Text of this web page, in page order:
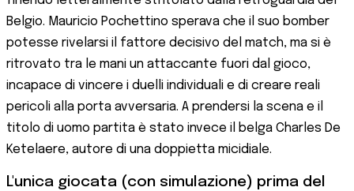
Belgio. Mauricio Pochettino sperava che il suo bomber
potesse rivelarsi il fattore decisivo del match, ma si è
ritrovato tra le mani un attaccante fuori dal gioco,
incapace di vincere i duelli individuali e di creare reali
pericoli alla porta avversaria. A prendersi la scena e il
titolo di uomo partita è stato invece il belga Charles De
Ketelaere, autore di una doppietta micidiale.
L'unica giocata (con simulazione) prima del